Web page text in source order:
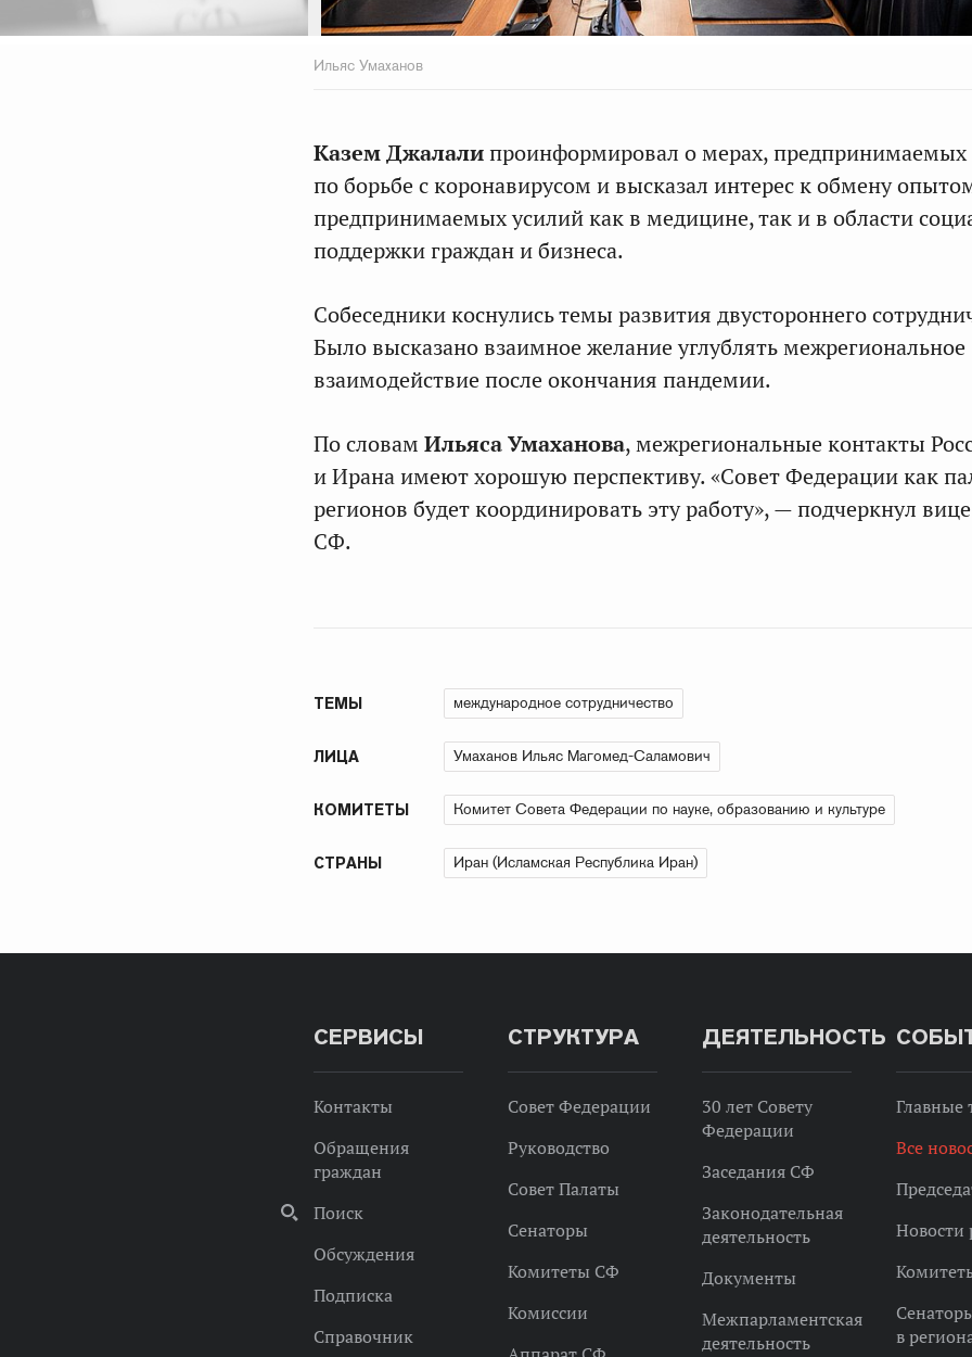
Ильяс Умаханов
Казем Джалалипроинформировал о мерах, предпринимаемых
по борьбе с коронавирусом и высказал интерес к обмену
предпринимаемых усилий как в медицине, так и в области
поддержки граждан и бизнеса.
Собеседники коснулись темы развития двустороннего
Было высказано взаимное желание углублять межрегиональное
взаимодействие после окончания пандемии.
По словам Ильяса Умаханова, межрегиональные контакты
и Ирана имеют хорошую перспективу. «Совет Федерации как
регионов будет координировать эту работу», — подчеркнул
СФ.
ТЕМЫ международное сотрудничество
ЛИЦА Умаханов Ильяс Магомед-Саламович
КОМИТЕТЫ Комитет Совета Федерации по науке, образованию и культуре
СТРАНЫ Иран (Исламская Республика Иран)
СЕРВИСЫ
Контакты
Обращения
граждан
Поиск
Обсуждения
Подписка
Справочник
СТРУКТУРА
Совет Федерации
Руководство
Совет Палаты
Сенаторы
Комитеты СФ
Комиссии
ДЕЯТЕЛЬНОСТЬ
30 лет Совету
Федерации
Заседания СФ
Законодательная
деятельность
Документы
Межпарламентская
деятельность
Главные
Все
Новости
в